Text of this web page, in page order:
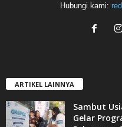
Hubungi kami:
ARTIKEL LAINNYA
Sambut
Gelar